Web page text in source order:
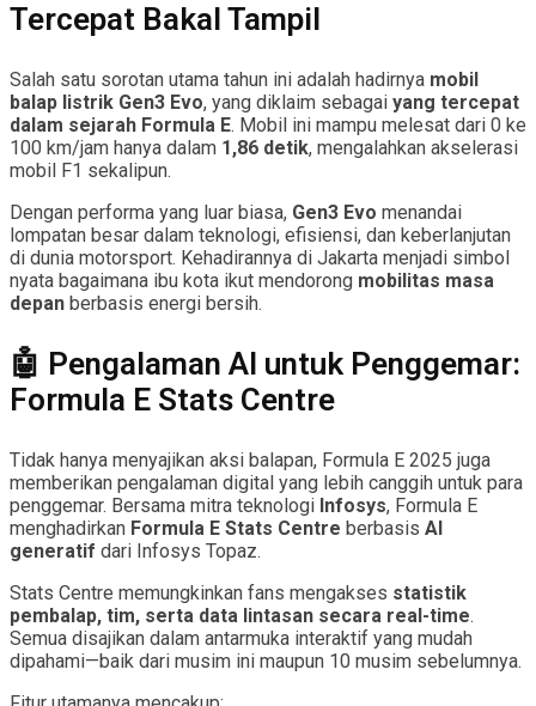
Tercepat Bakal Tampil
Salah satu sorotan utama tahun ini adalah hadirnya mobil
balap listrik Gen3 Evo, yang diklaim sebagai yang tercepat
dalam sejarah Formula E. Mobil ini mampu melesat dari 0 ke
100 km/jam hanya dalam 1,86 detik, mengalahkan akselerasi
mobil F1 sekalipun.
Dengan performa yang luar biasa, Gen3 Evo menandai
lompatan besar dalam teknologi, efisiensi, dan keberlanjutan
di dunia motorsport. Kehadirannya di Jakarta menjadi simbol
nyata bagaimana ibu kota ikut mendorong mobilitas masa
depan berbasis energi bersih.
🤖 Pengalaman AI untuk Penggemar:
Formula E Stats Centre
Tidak hanya menyajikan aksi balapan, Formula E 2025 juga
memberikan pengalaman digital yang lebih canggih untuk para
penggemar. Bersama mitra teknologi Infosys, Formula E
menghadirkan Formula E Stats Centre berbasis AI
generatif dari Infosys Topaz.
Stats Centre memungkinkan fans mengakses statistik
pembalap, tim, serta data lintasan secara real-time.
Semua disajikan dalam antarmuka interaktif yang mudah
dipahami—baik dari musim ini maupun 10 musim sebelumnya.